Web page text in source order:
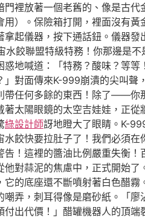
裡放著一個老舊的、像是古代
）。保險箱打開，裡面沒有
起儀器，按下通話鈕。儀器
餃聯盟特級特務！你那邊是
地喊道：「特務？酸味？等
對面傳來K-999崩潰的尖叫聲
任何多餘的東西！除了——你
太陽眼鏡的太空吉娃娃，正
綠設計師訝地瞪大了眼睛。K-
水餃快要拉肚子了！我們必須
！這裡的醬油比例嚴重失衡
他對蒜泥的焦慮中，正式開始
的底座還不斷噴射著白色醋霧
弄，刺耳得像是磨砂紙。「
出代價！」醋罐機器人的頂